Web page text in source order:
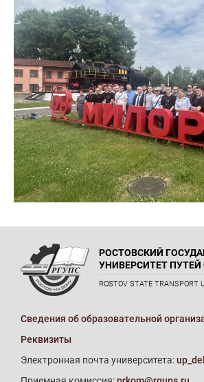
РОСТОВСКИЙ
УНИВЕРСИТЕТ
ROSTOV STATE TRANSPORT
Сведения об образовательной
Реквизиты
Электронная почта университета: